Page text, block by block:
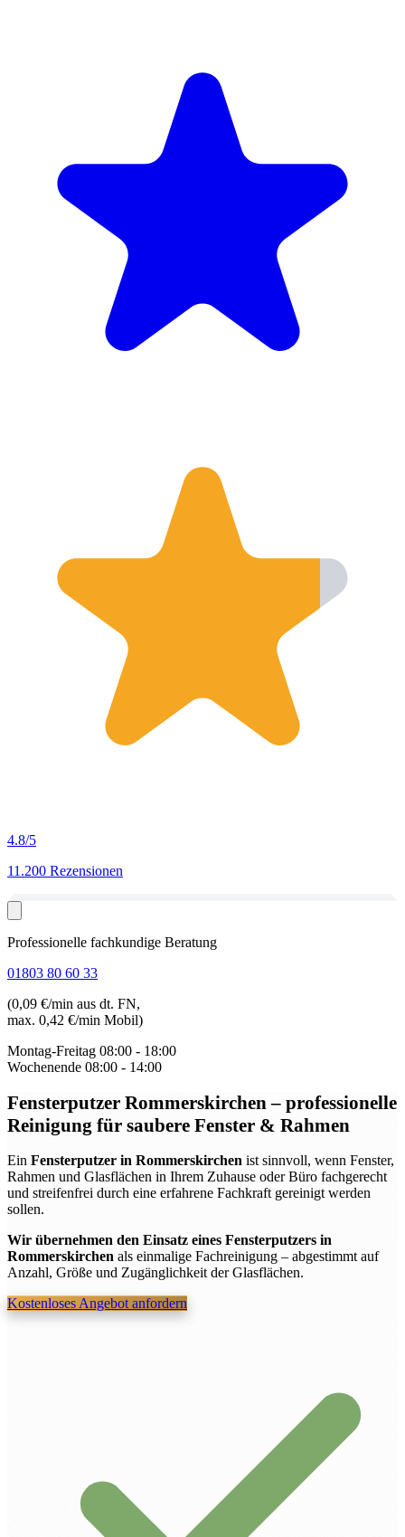
4.8/5
11.200 Rezensionen
Professionelle fachkundige Beratung
01803 80 60 33
(0,09 €/min aus dt. FN,
max. 0,42 €/min Mobil)
Montag-Freitag 08:00 - 18:00
Wochenende 08:00 - 14:00
Fensterputzer Rommerskirchen– professionelle
Reinigung für saubere Fenster & Rahmen
Ein Fensterputzer in Rommerskirchen ist sinnvoll, wenn Fenster,
Rahmen und Glasflächen in Ihrem Zuhause oder Büro fachgerecht
und streifenfrei durch eine erfahrene Fachkraft gereinigt werden
sollen.
Wir übernehmen den Einsatz eines Fensterputzers in
Rommerskirchen als einmalige Fachreinigung – abgestimmt auf
Anzahl, Größe und Zugänglichkeit der Glasflächen.
Kostenloses Angebot anfordern